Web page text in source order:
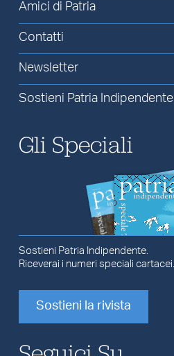
Amici di Patria
Contatti
Newsletter
Sostieni Patria Indipendente
Gli Speciali
Sostieni Patria Indipendente.
Riceverai i numeri speciali cartacei.
Sostieni la rivista